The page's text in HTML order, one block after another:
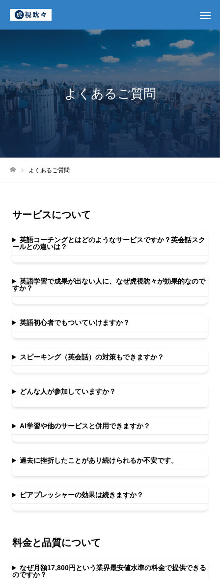
よくあるご質問
よくあるご質問
サービスについて
英語コーチングとはどのようなサービスですか？英会話スク
ールとの違いは？
英語学習で成果が出ない人に、なぜ虎視眈々が効果的なので
すか？
英語初心者でもついていけますか？
スピーキング（英会話）の対策もできますか？
どんな人が参加していますか？
AI学習や他のサービスと併用できますか？
過去に挫折したことがあり続けられるか不安です。
ピアプレッシャーの効果は続きますか？
料金と品質について
なぜ月額17,800円という業界最安値水準の料金で提供できる
のですか？